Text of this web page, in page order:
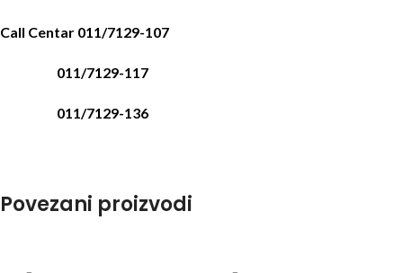
Call Centar 011/7129-107
011/7129-117
011/7129-136
Povezani proizvodi